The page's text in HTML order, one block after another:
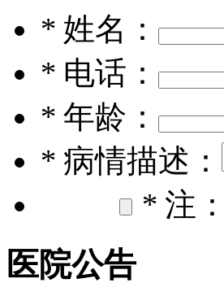
* 姓名：
* 电话：
* 年龄：
* 病情描述：
* 注
医院公告